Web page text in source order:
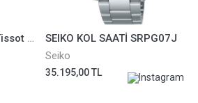
T137.207.11.351.00 Tissot PRX Powermatic 80 Bayan Kol Saati T1372071135100
SEIKO KOL SAATİ SRPG07J
Seiko
35.195,00 TL